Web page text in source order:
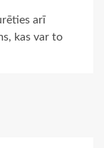
arī
kas var to